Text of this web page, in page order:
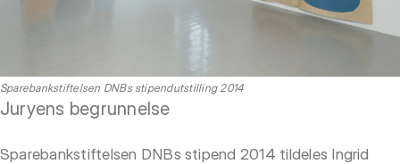
Sparebankstiftelsen DNBs stipendutstilling 2014
Juryens begrunnelse
Sparebankstiftelsen DNBs stipend 2014 tildeles Ingrid